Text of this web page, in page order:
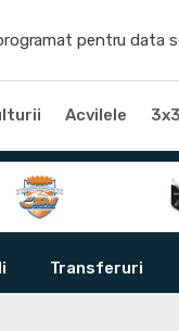
pentru data
Acvilele 3x3
Transferuri